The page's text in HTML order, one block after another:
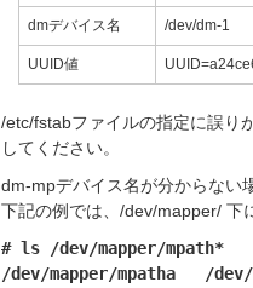
dmデバイス名 /dev/dm-1
UUID値
/etc/fstabファイルの指定に誤り
してください。
dm-mpデバイス名が分からない
下記の例では、/dev/mapper/ 下
# ls /dev/mapper/mpath*
/dev/mapper/mpatha   /dev/